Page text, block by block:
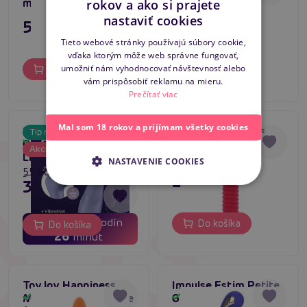
masážny vibrátor
51,80 €
Do košíka
masážny vibrátor
51,80 €
Do košíka
Tip na darček
Akcia
02 dní 05 hodín
26 minút
Satisfyer Pro 2
Generation 3 (Lilac),
Liquid Air vibrátor
Skladom
55,80 €
39,84 €
Do košíka
5
ToyJoy Happiness
Screw Me Higher
Vibe (Red)
Skladom
27,80 €
Do košíka
ToyJoy Happiness
Make Me Happy Vibe
Skladom
Impulse Estim Petite
G Wand (Blue)
Skladom
CZECH
ENGLISH
rokov a ako si prajete
nastaviť cookies
Tieto webové stránky používajú súbory cookie,
vďaka ktorým môže web správne fungovať,
umožniť nám vyhodnocovať návštevnosť alebo
vám prispôsobiť reklamu na mieru.
Prečítať viac
Mal som 18 rokov a prijímam všetky cookies
NASTAVENIE COOKIES